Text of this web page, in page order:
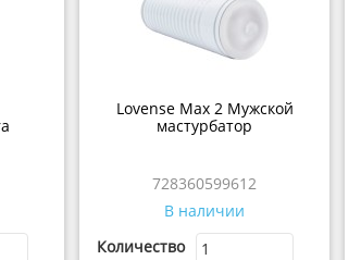
Lovense Max 2 Мужской
мастурбатор
728360599612
В наличии
Количество